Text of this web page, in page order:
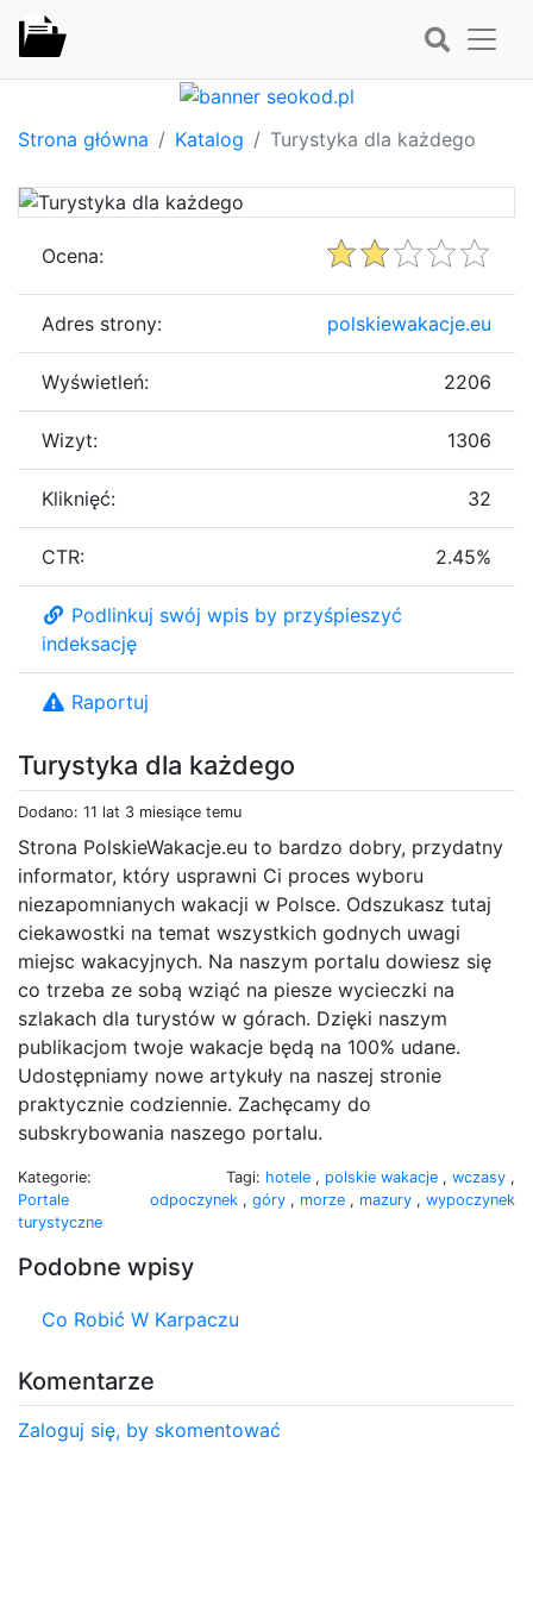
Strona główna Katalog Turystyka dla każdego
Turystyka dla każdego
Dodano: 11 lat 3 miesiące temu
Strona PolskieWakacje.eu to bardzo dobry, przydatny
informator, który usprawni Ci proces wyboru
niezapomnianych wakacji w Polsce. Odszukasz tutaj
ciekawostki na temat wszystkich godnych uwagi
miejsc wakacyjnych. Na naszym portalu dowiesz się
co trzeba ze sobą wziąć na piesze wycieczki na
szlakach dla turystów w górach. Dzięki naszym
publikacjom twoje wakacje będą na 100% udane.
Udostępniamy nowe artykuły na naszej stronie
praktycznie codziennie. Zachęcamy do
subskrybowania naszego portalu.
Kategorie:
Portale
turystyczne
Tagi: hotele , polskie wakacje , wczasy ,
odpoczynek , góry , morze , mazury , wypoczynek
Podobne wpisy
Co Robić W Karpaczu
Komentarze
Zaloguj się, by skomentować
Ocena:
Adres strony: polskiewakacje.eu
Wyświetleń: 2206
Wizyt: 1306
Kliknięć: 32
CTR: 2.45%
Podlinkuj swój wpis by przyśpieszyć
indeksację
Raportuj